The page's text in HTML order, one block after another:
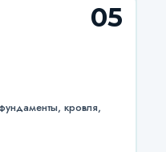
05
кровля,